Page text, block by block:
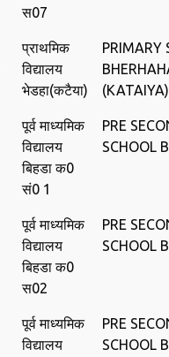
स07
प्राथमिक
विद्यालय
भेडहा(कटैया)
PRIMARY
(KATAIYA)
पूर्व माध्‍यमिक
विद्यालय
बिहडा क0
सं0 1
PRE
SCHOOL
पूर्व माध्‍यमिक
विद्यालय
बिहडा क0
स02
PRE
SCHOOL
पूर्व माध्‍यमिक
विद्यालय
PRE
SCHOOL